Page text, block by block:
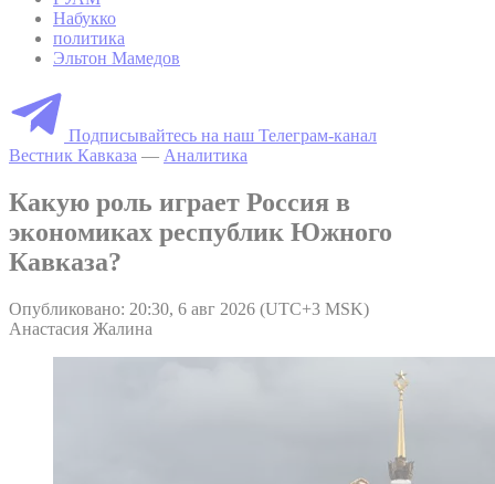
Набукко
политика
Эльтон Мамедов
Подписывайтесь на наш Телеграм-канал
Вестник Кавказа — Аналитика
Какую роль играет Россия в
экономиках республик Южного
Кавказа?
Опубликовано: 20:30, 6 авг 2026 (UTC+3 MSK)
Анастасия Жалина